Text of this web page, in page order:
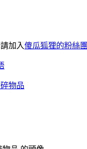
加入傻瓜狐狸的粉絲團
物品